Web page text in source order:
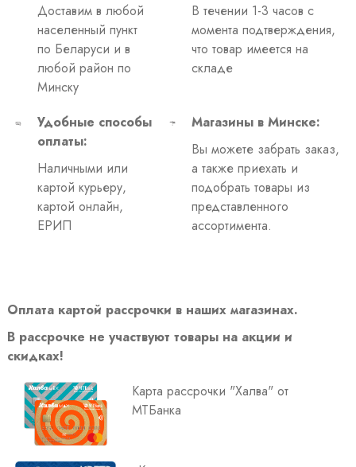
Доставим в любой
населенный пункт
по Беларуси и в
любой район по
Минску
В течении 1-3 часов с
момента подтверждения,
что товар имеется на
складе
Удобные способы
оплаты:
Наличными или
картой курьеру,
картой онлайн,
ЕРИП
Магазины в Минске:
Вы можете забрать заказ,
а также приехать и
подобрать товары из
представленного
ассортимента.
Оплата картой рассрочки в наших магазинах.
В рассрочке не участвуют товары на акции и
скидках!
Карта рассрочки "Халва" от
МТБанка